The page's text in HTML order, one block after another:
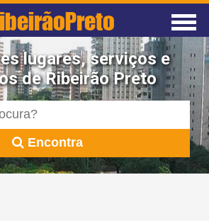
lugares, serviços e
de Ribeirão Preto
Encontra